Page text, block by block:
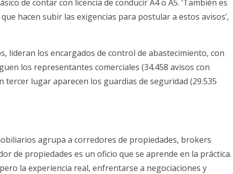
de contar con licencia de conducir A4 o A5. ‘También es
hacen subir las exigencias para postular a estos avisos’,
lideran los encargados de control de abastecimiento, con
los representantes comerciales (34.458 avisos con
lugar aparecen los guardias de seguridad (29.535
agrupa a corredores de propiedades, brokers
de propiedades es un oficio que se aprende en la práctica.
la experiencia real, enfrentarse a negociaciones y